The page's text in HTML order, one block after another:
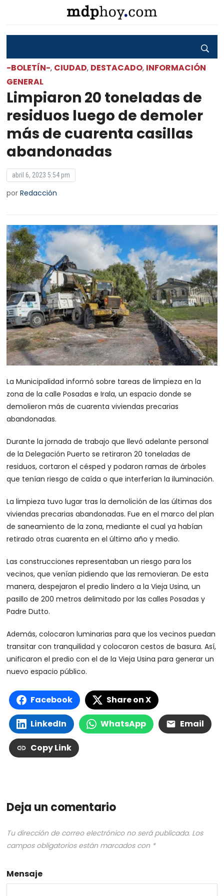
-BOLETÍN-, CIUDAD, DESTACADO, INFORMACIÓN
GENERAL
Limpiaron 20 toneladas de
residuos luego de demoler
más de cuarenta casillas
abandonadas
abril 6, 2023 5:54 pm
porRedacción
La Municipalidad informó sobre tareas de limpieza en la
zona de la calle Posadas e Irala, un espacio donde se
demolieron más de cuarenta viviendas precarias
abandonadas.
Durante la jornada de trabajo que llevó adelante personal
de la Delegación Puerto se retiraron 20 toneladas de
residuos, cortaron el césped y podaron ramas de árboles
que tenían riesgo de caída o que interferían la iluminación.
La limpieza tuvo lugar tras la demolición de las últimas dos
viviendas precarias abandonadas. Fue en el marco del plan
de saneamiento de la zona, mediante el cual ya habían
retirado otras cuarenta en el último año y medio.
Las construcciones representaban un riesgo para los
vecinos, que venían pidiendo que las removieran. De esta
manera, despejaron el predio lindero a la Vieja Usina, un
pasillo de 200 metros delimitado por las calles Posadas y
Padre Dutto.
Además, colocaron luminarias para que los vecinos puedan
transitar con tranquilidad y colocaron cestos de basura. Así,
unificaron el predio con el de la Vieja Usina para generar un
nuevo espacio público.
Facebook Share on X
LinkedIn WhatsApp Email
Copy Link
Deja un comentario
Tu dirección de correo electrónico no será publicada. Los
campos obligatorios están marcados con *
Mensaje